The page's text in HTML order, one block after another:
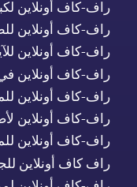
راف-كاف أونلاين
راف-كاف أونلاين
راف-كاف أونلاين
راف-كاف أونلاين
راف-كاف أونلاين
راف-كاف أونلاين
راف-كاف أونلاين
راف كاف أونلاين